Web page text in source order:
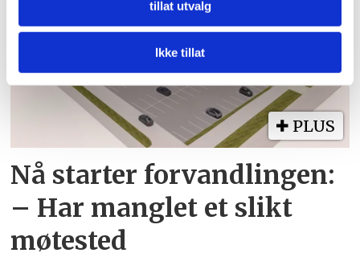
vårt, med partnerne våre innen sosiale medier,
annonsering og analysearbeid, som kan kombinere den
med annen informasjon du har gjort tilgjengelig for dem,
eller som de har samlet inn gjennom din bruk av
tjenestene deres.
tillat utvalg
Ikke tillat
PLUS
Nå starter forvandlingen:
– Har manglet et slikt
møtested